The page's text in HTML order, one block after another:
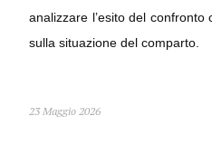
analizzare l’esito del
sulla situazione del comparto.
23 Maggio 2026